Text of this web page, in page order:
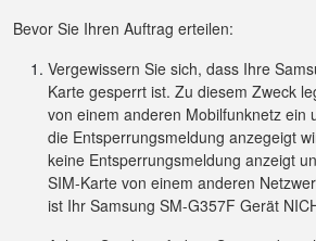
Bevor Sie Ihren Auftrag erteilen:
Vergewissern Sie sich, dass Ihre
Karte gesperrt ist. Zu diesem Zweck
von einem anderen Mobilfunknetz ein
die Entsperrungsmeldung anzegeigt
keine Entsperrungsmeldung anzeigt
SIM-Karte von einem anderen
ist Ihr Samsung SM-G357F Gerät